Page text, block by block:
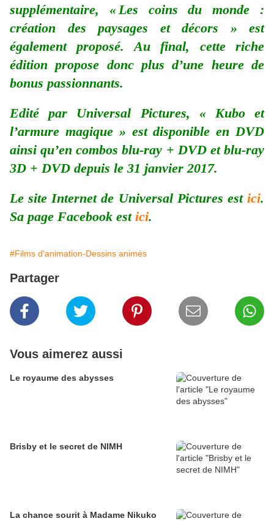
supplémentaire, « Les coins du monde :
création des paysages et décors » est
également proposé. Au final, cette riche
édition propose donc plus d’une heure de
bonus passionnants.
Edité par Universal Pictures, « Kubo et
l’armure magique » est disponible en DVD
ainsi qu’en combos blu-ray + DVD et blu-ray
3D + DVD depuis le 31 janvier 2017.
Le site Internet de Universal Pictures est ici.
Sa page Facebook est ici.
#Films d'animation-Dessins animés
Partager
Vous aimerez aussi
Le royaume des abysses
Brisby et le secret de NIMH
La chance sourit à Madame Nikuko